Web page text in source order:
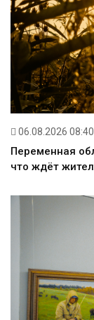
06.08.2026 08:40
Переменная
что ждёт